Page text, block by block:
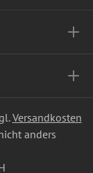
Versandkosten
anders